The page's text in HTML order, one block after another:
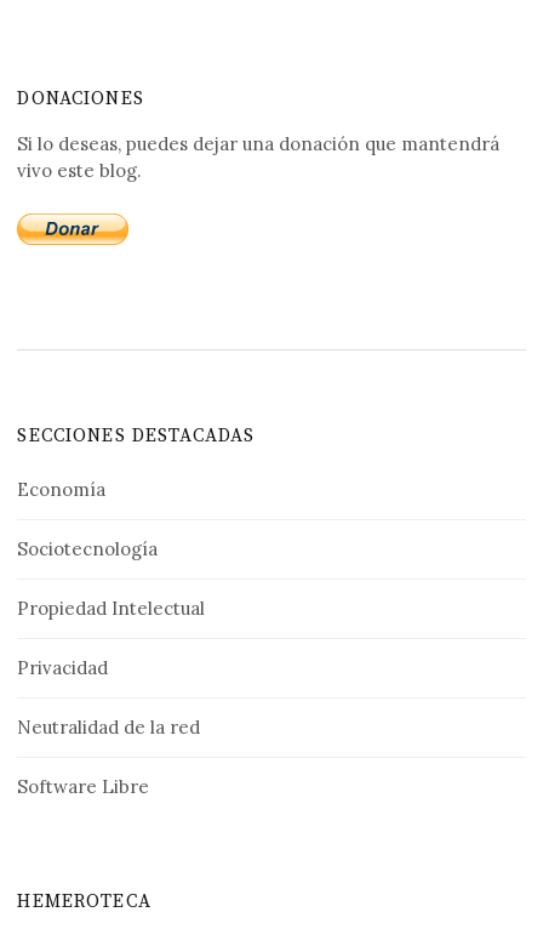
DONACIONES
Si lo deseas, puedes dejar una donación que mantendrá
vivo este blog.
SECCIONES DESTACADAS
Economía
Sociotecnología
Propiedad Intelectual
Privacidad
Neutralidad de la red
Software Libre
HEMEROTECA